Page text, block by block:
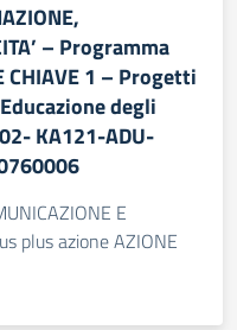
– Programma
CHIAVE 1 – Progetti
degli
KA121-ADU-
E
plus azione AZIONE